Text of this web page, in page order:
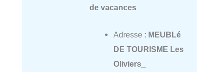
de vacances
Adresse : MEUBLé
DE TOURISME Les
Oliviers_